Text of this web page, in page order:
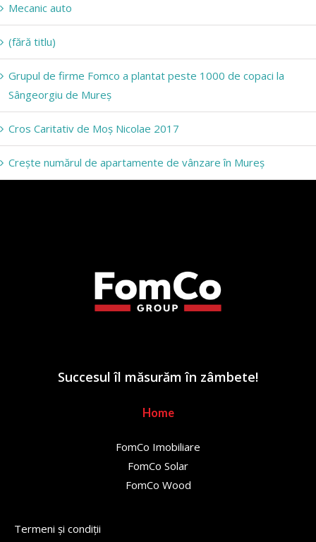
Mecanic auto
(fără titlu)
Grupul de firme Fomco a plantat peste 1000 de copaci la
Sângeorgiu de Mureș
Cros Caritativ de Moș Nicolae 2017
Crește numărul de apartamente de vânzare în Mureș
Succesul îl măsurăm în zâmbete!
Home
FomCo Imobiliare
FomCo Solar
FomCo Wood
Termeni și condiții